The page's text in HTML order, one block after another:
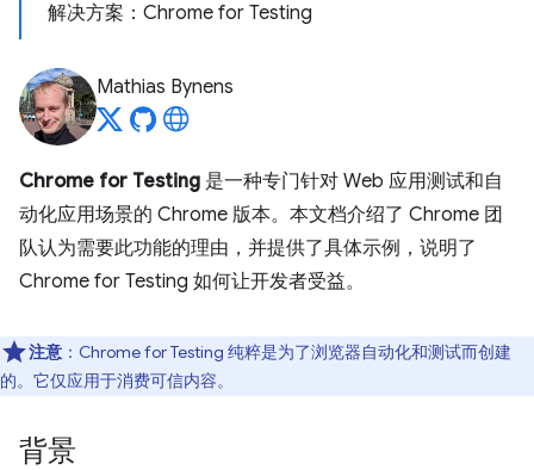
解决方案：Chrome for Testing
Mathias Bynens
Chrome for Testing 是一种专门针对 Web 应用测试和自
动化应用场景的 Chrome 版本。本文档介绍了 Chrome 团
队认为需要此功能的理由，并提供了具体示例，说明了
Chrome for Testing 如何让开发者受益。
注意 ：Chrome for Testing 纯粹是为了浏览器自动化和测试而创建
的。它仅应用于消费可信内容。
背景